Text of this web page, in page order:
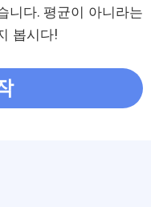
니다. 평균이 아니라는
봅시다!